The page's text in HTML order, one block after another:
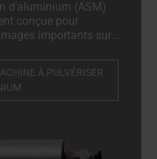
d'aluminium (ASM)
conçue pour
importants sur
et dans le respect
À PULVÉRISER